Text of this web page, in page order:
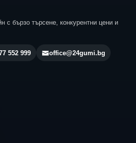
с бързо търсене, конкурентни цени и
552 999 office@24gumi.bg